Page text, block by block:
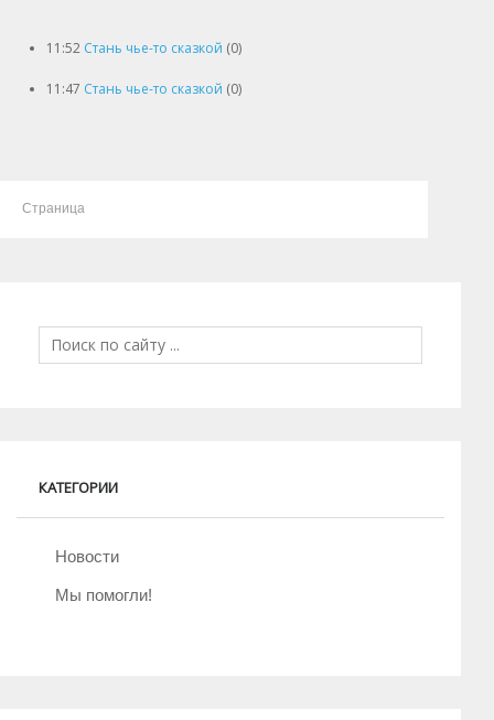
11:52 Стань чье-то сказкой (0)
11:47 Стань чье-то сказкой (0)
Страница
КАТЕГОРИИ
Новости
Мы помогли!